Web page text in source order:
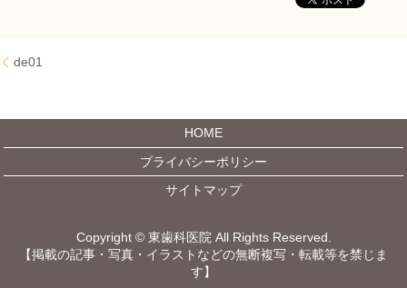
de01
HOME
プライバシーポリシー
サイトマップ
Copyright © 東歯科医院 All Rights Reserved.
【掲載の記事・写真・イラストなどの無断複写・転載等を禁じま
す】